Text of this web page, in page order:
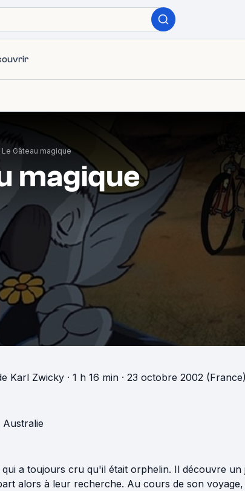
Le Gâteau magique
magique
Karl Zwicky · 1 h 16 min · 23 octobre 2002 (France)
Australie
a toujours cru qu'il était orphelin. Il découvre
alors à leur recherche. Au cours de son